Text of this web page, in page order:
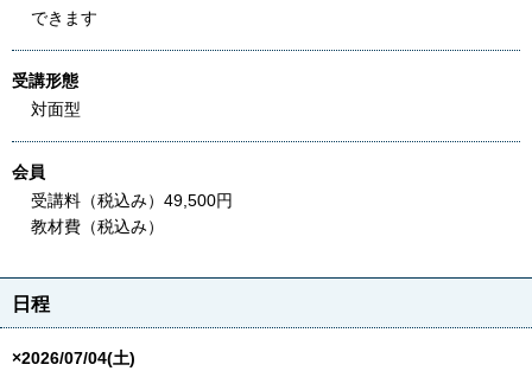
できます
受講形態
対面型
会員
受講料（税込み）49,500円
教材費（税込み）
日程
×2026/07/04(土)